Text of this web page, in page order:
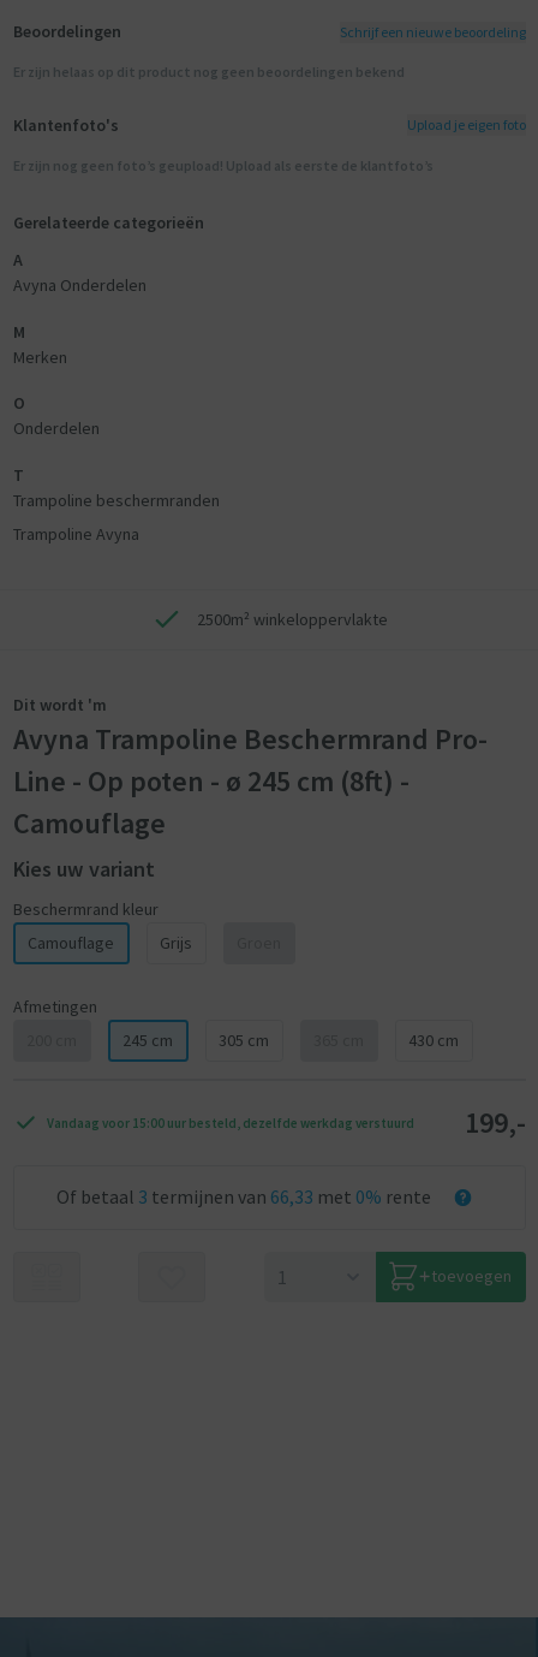
Beoordelingen Schrijf een nieuwe beoordeling
Er zijn helaas op dit product nog geen beoordelingen bekend
Klantenfoto's Upload je eigen foto
Er zijn nog geen foto’s geupload! Upload als eerste de klantfoto’s
Gerelateerde categorieën
A
Avyna Onderdelen
M
Merken
O
Onderdelen
T
Trampoline beschermranden
Trampoline Avyna
2500m² winkeloppervlakte
Dit wordt 'm
Avyna Trampoline Beschermrand Pro-
Line - Op poten - ø 245 cm (8ft) -
Camouflage
Kies uw variant
Beschermrand kleur
Camouflage
Grijs
Afmetingen
245 cm 305 cm 430 cm
Vandaag voor 15:00 uur besteld, dezelfde werkdag verstuurd 199,-
Of betaal 3 termijnen van 66,33 met 0% rente
toevoegen